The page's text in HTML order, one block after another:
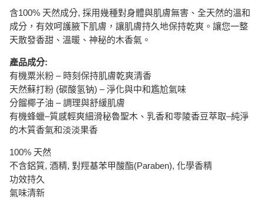
含100% 天然成分, 採用幾種對身體與肌膚無害、全天然的溫和
成分，有效呵護腋下肌膚，讓肌膚持久地保持乾爽。讓您一整
天散發香甜、溫暖、神秘的木香氣。
產品成分:
有機粟米粉 – 時刻保持肌膚乾爽清香
天然蘇打粉 (碳酸氢钠) – 淨化與中和尷尬氣味
分餾椰子油 – 調理與舒緩肌膚
有機蜂蠟–質感輕爽細滑秘魯聖木、乳香和零陵香豆萃取–純淨
的木質香氣和淡淡果香
100% 天然
不含鋁質, 酒精, 對羥基苯甲酸酯(Paraben), 化學香精
功效持久
氣味清新